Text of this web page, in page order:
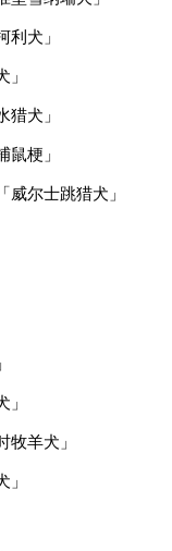
犬」
犬」
梗」
威尔士跳猎犬」
羊犬」